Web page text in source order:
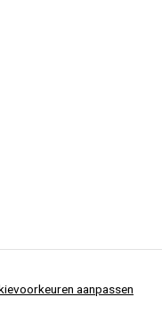
aanpassen